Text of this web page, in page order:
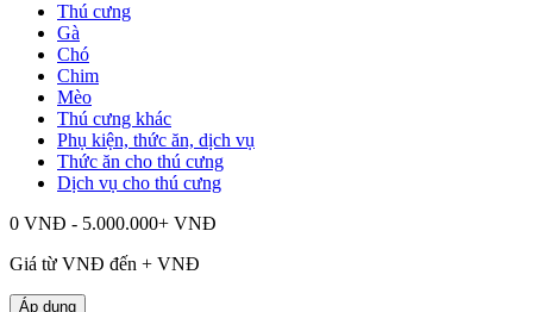
Thú cưng
Gà
Chó
Chim
Mèo
Thú cưng khác
Phụ kiện, thức ăn, dịch vụ
Thức ăn cho thú cưng
Dịch vụ cho thú cưng
0 VNĐ - 5.000.000+ VNĐ
Giá từ VNĐ đến + VNĐ
Áp dụng